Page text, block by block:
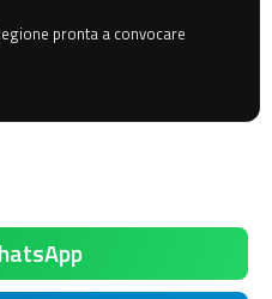
pronta a convocare